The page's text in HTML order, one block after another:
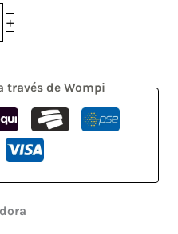
+
través de Wompi